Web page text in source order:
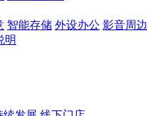
智能存储 外设办公 影音周边
明